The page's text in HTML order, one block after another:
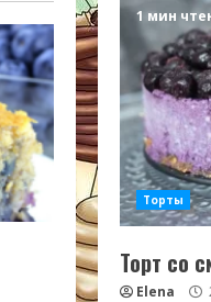
1 мин
Торты
Торт со
Elena